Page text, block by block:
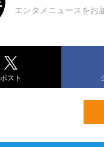
エンタメニュースをお
ポスト